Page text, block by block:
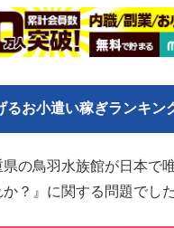
るお小遣い稼ぎランキン
の鳥羽水族館が日本で
か？』に関する問題でし